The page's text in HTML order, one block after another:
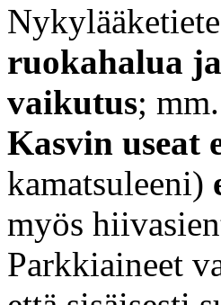
ruokahalua
vaikutus;
Kasvin useat
kamatsuleeni)
myös
Parkkiaineet